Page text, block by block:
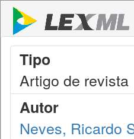
Tipo
Artigo de revista
Autor
Neves, Ricardo